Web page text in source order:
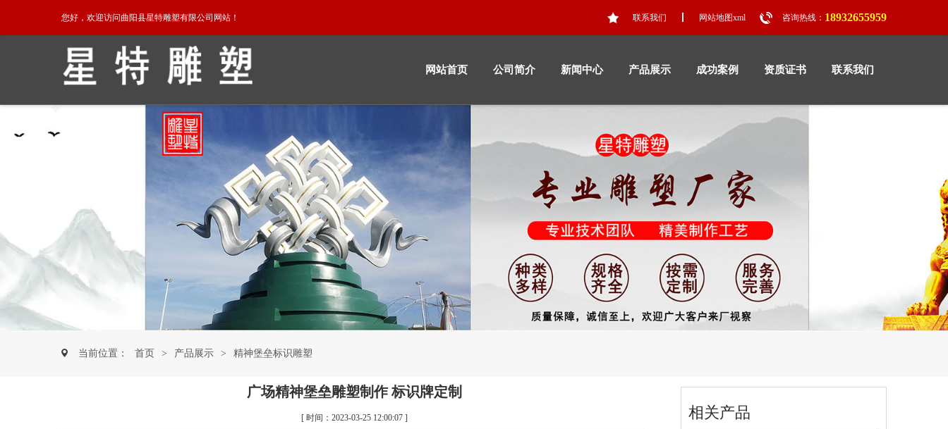
您好，欢迎访问曲阳县星特雕塑有限公司网站！ 联系我们 网站地图xml 咨询热线： 18932655959
网站首页 公司简介 新闻中心 产品展示 成功案例 资质证书 联系我们
当前位置： 首页 > 产品展示 > 精神堡垒标识雕塑
广场精神堡垒雕塑制作 标识牌定制
[ 时间：2023-03-25 12:00:07 ] 相关产品